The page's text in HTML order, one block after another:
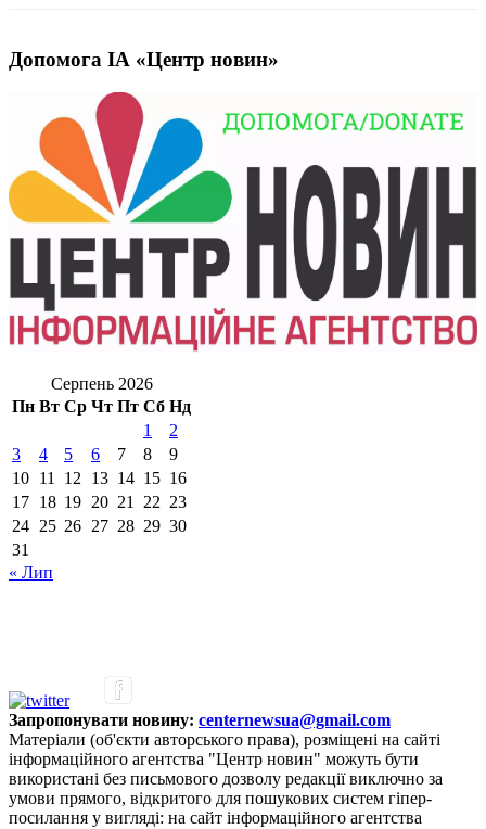
Допомога ІА «Центр новин»
Серпень 2026
Пн Вт Ср Чт Пт Сб Нд
1
2
3
4 5 6 7 8
9
10 11 12 13 14 15 16
17 18 19 20 21 22 23
24 25 26 27 28 29 30
31
« Лип
Запропонувати новину: centernewsua@gmail.com
Матеріали (об'єкти авторського права), розміщені на сайті
інформаційного агентства "Центр новин" можуть бути
використані без письмового дозволу редакції виключно за
умови прямого, відкритого для пошукових систем гіпер-
посилання у вигляді: на сайт інформаційного агентства